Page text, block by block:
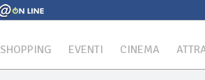
SHOPPING EVENTI CINEMA